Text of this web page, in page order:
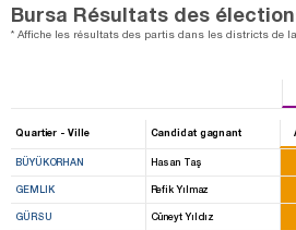
Bursa Résultats des
* Affiche les résultats des partis dans les districts de la
Quartier - Ville Candidat gagnant
BÜYÜKORHAN Hasan Taş
GEMLIK Refik Yılmaz
GÜRSU Cüneyt Yıldız